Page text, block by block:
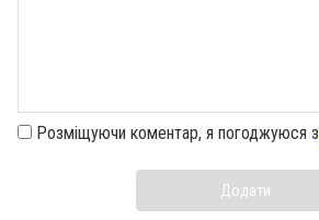
Розміщуючи коментар, я погоджуюся з
Додати